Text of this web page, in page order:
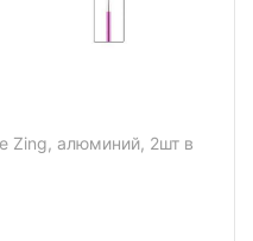
Zing, алюминий, 2шт в